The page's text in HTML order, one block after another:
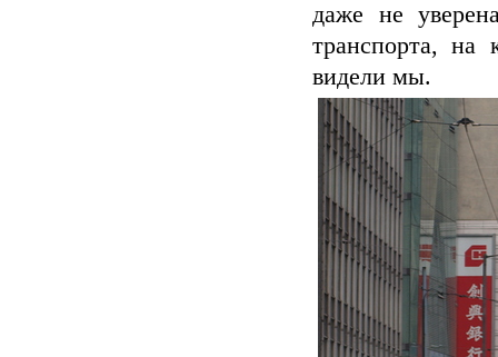
даже не
транспорта, на
видели мы.